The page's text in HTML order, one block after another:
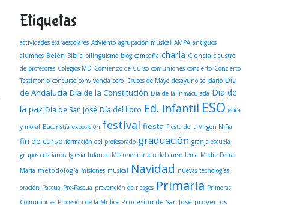
Etiquetas
actividades extraescolares Adviento agrupación musical AMPA antiguos
alumnos Belén Biblia bilingüismo blog campaña charla Ciencia claustro
de profesores Colegios MD Comienzo de Curso comuniones concierto Concierto
Testimonio concurso convivencia coro Cruces de Mayo desayuno solidario Día
de Andalucía Día de la Constitución Día de la Inmaculada Día de
la paz Día de San José Día del libro Ed. Infantil ESO ética
y moral Eucaristía exposición festival fiesta Fiesta de la Virgen Niña
fin de curso formación del profesorado graduación granja escuela
grupos cristianos Iglesia Infancia Misionera inicio del curso lema Madre Petra
María metodología misiones musical Navidad nuevas tecnologías
oración Pascua Pre-Pascua prevención de riesgos Primaria Primeras
Comuniones Procesión de la Mulica Procesión de San José proyectos